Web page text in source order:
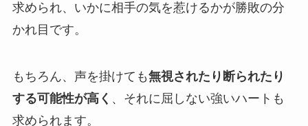
求められ、いかに相手の気を惹けるかが勝敗の分
かれ目です。
もちろん、声を掛けても無視されたり断られたり
する可能性が高く 、それに屈しない強いハートも
求められます。